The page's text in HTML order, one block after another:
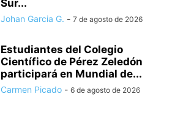
Sur...
Johan Garcia G. - 7 de agosto de 2026
Estudiantes del Colegio
Científico de Pérez Zeledón
participará en Mundial de...
Carmen Picado - 6 de agosto de 2026